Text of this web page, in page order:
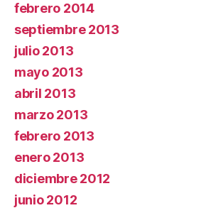
febrero 2014
septiembre 2013
julio 2013
mayo 2013
abril 2013
marzo 2013
febrero 2013
enero 2013
diciembre 2012
junio 2012